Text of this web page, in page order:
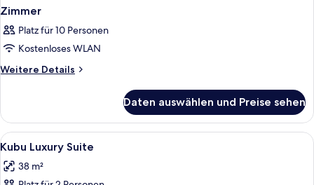
Zimmer
Platz für 10 Personen
Kostenloses WLAN
Weitere Details
Weitere
Daten auswählen und Preise sehen
Alle
Fotos
für
1 Schlafzimmer, hochwertige
7
Kubu Luxury Suite
38 m²